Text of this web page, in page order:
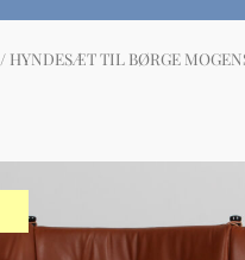
/ HYNDESÆT TIL BØRGE